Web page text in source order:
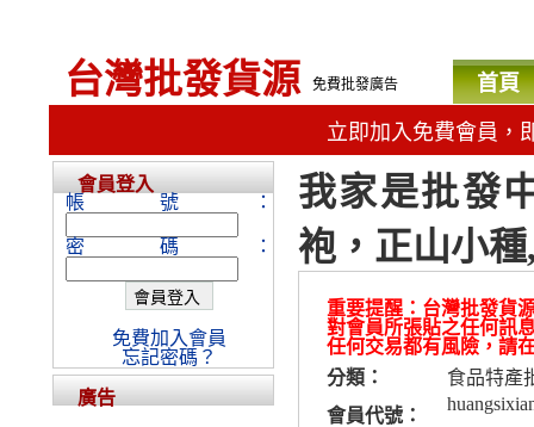
台灣批發貨源 免費批發廣告 首頁
立即加入免費會員，
我家是批發
袍，正山小
重要提醒：台灣批發貨
對會員所張貼之任何訊
任何交易都有風險，請
分類：
食品特產
會員代號：
會員登入
帳號：
密碼：
免費加入會員
忘記密碼？
廣告